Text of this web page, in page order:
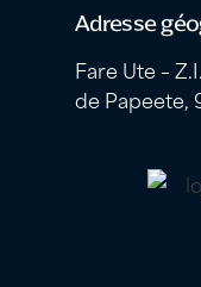
Adresse
Fare Ute –
de Papeete,